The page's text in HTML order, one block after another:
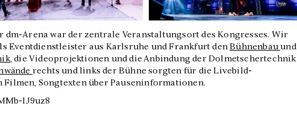
Arena war der zentrale Veranstaltungsort des Kongresses. Wir
Eventdienstleister aus Karlsruhe und Frankfurt denBühnenbauund
, die Videoprojektionen und die Anbindung der Dolmetschertechnik
rechts und links der Bühne sorgten für die Livebild-
Songtexten über Pauseninformationen.
IJ9uz8